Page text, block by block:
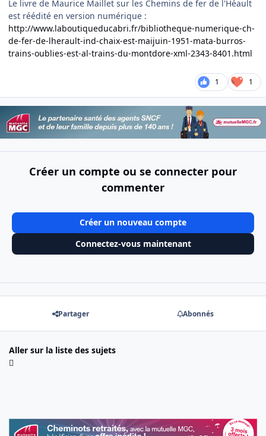
Le livre de Maurice Maillet sur les Chemins de fer de l'Héault
est réédité en version numérique :
http://www.laboutiqueducabri.fr/bibliotheque-numerique-ch-
de-fer-de-lherault-ind-chaix-est-maijuin-1951-mata-burros-
trains-oublies-est-al-trains-du-montdore-xml-2343-8401.html
1 1
Créer un compte ou se connecter pour
commenter
Créer un nouveau compte
Connectez-vous maintenant
Partager Abonnés
Aller sur la liste des sujets